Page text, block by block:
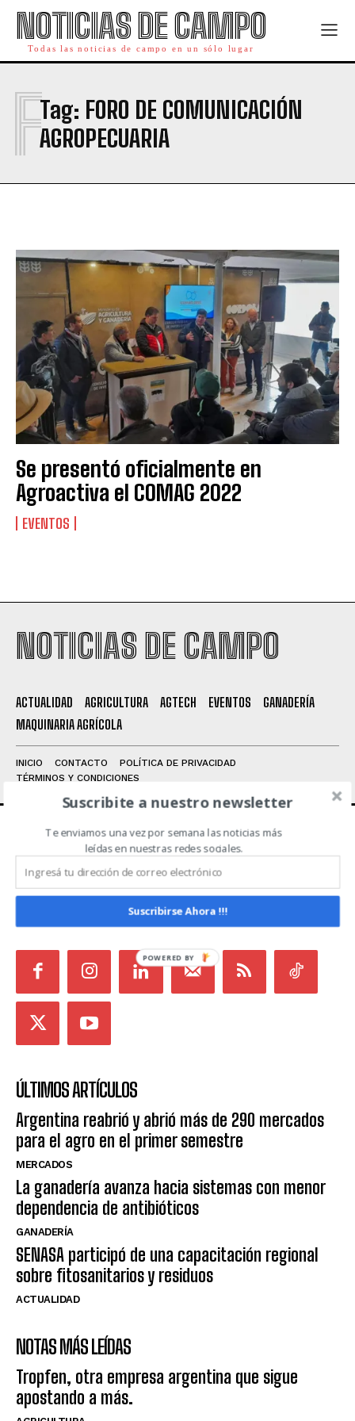
Leí y acepto laPolítica de Privacidad.
NOTICIAS DE CAMPO
Todas las noticias de campo en un sólo lugar
Tag: FORO DE COMUNICACIÓN
AGROPECUARIA
F
Se presentó oficialmente en
Agroactiva el COMAG 2022
EVENTOS
NOTICIAS DE CAMPO
ACTUALIDAD AGRICULTURA AGTECH EVENTOS
GANADERÍA
MAQUINARIA AGRÍCOLA
INICIO CONTACTO
POLÍTICA DE PRIVACIDAD
TÉRMINOS Y CONDICIONES
ACERCA DE NOSOTROS
Noticias de Campo es un medio independiente
focalizado en Redes Sociales que intenta aglutinar
ÚLTIMOS ARTÍCULOS
Argentina reabrió y abrió más de 290 mercados
para el agro en el primer semestre
MERCADOS
La ganadería avanza hacia sistemas con menor
dependencia de antibióticos
GANADERÍA
SENASA participó de una capacitación regional
sobre fitosanitarios y residuos
ACTUALIDAD
NOTAS MÁS LEÍDAS
Tropfen, otra empresa argentina que sigue
apostando a más.
Suscribite a nuestro newsletter
Te enviamos una vez por semana las noticias más
leídas en nuestras redes sociales.
Suscribirse Ahora !!!
POWERED BY